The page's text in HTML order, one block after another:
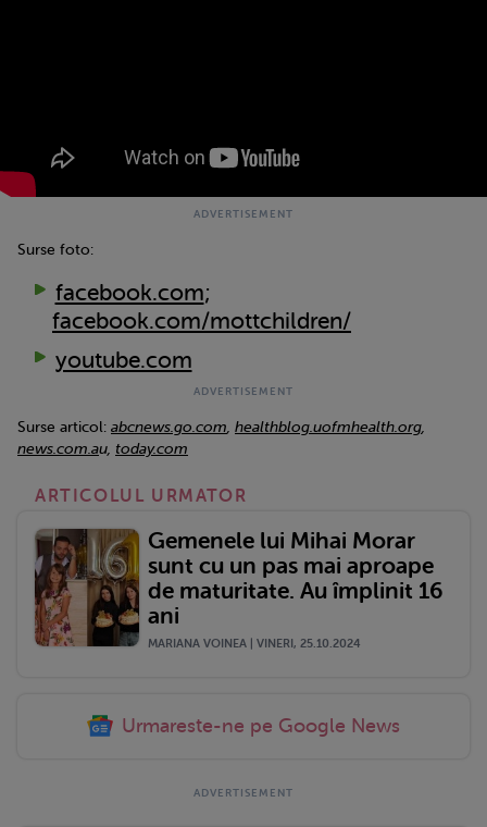
Surse foto:
facebook.com;
facebook.com/mottchildren/
youtube.com
Surse articol: abcnews.go.com healthblog.uofmhealth.org
news.com.au, today.com
ARTICOLUL URMATOR
Gemenele lui Mihai Morar
sunt cu un pas mai aproape
de maturitate. Au împlinit 16
ani
MARIANA VOINEA | VINERI, 25.10.2024
Urmareste-ne pe Google News